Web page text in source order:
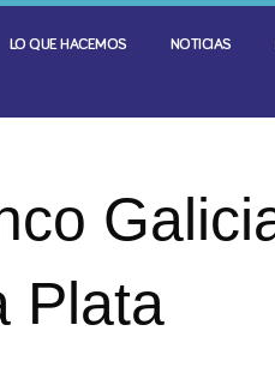
LO QUE HACEMOS NOTICIAS
Plata